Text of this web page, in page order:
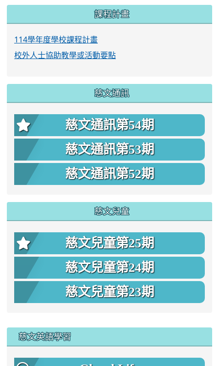
課程計畫
114學年度學校課程計畫
校外人士協助教學或活動要點
慈文通訊
慈文通訊第54期
慈文通訊第53期
慈文通訊第52期
慈文兒童
慈文兒童第25期
慈文兒童第24期
慈文兒童第23期
慈文英語學習